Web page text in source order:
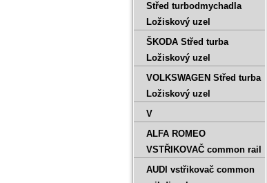
Střed turbodmychadla
Ložiskový uzel
ŠKODA Střed turba
Ložiskový uzel
VOLKSWAGEN Střed turba
Ložiskový uzel
V
ALFA ROMEO
VSTŘIKOVAČ common rail
AUDI vstřikovač common